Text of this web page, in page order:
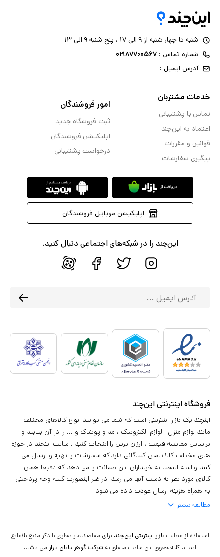
شنبه تا چهار شنبه از ۹ الی ۱۷ ، پنج شنبه ۹ الی ۱۳
شماره تماس : ۰۲۱۸۷۷۰۰۵۶۷
آدرس ایمیل :
خدمات مشتریان
تماس با پشتیبانی
اعتماد به این‌چند
قوانین و مقررات
پیگیری سفارشات
امور فروشندگان
ثبت فروشگاه جدید
اپلیکیشن فروشندگان
درخواست پشتیبانی
اپلیکیشن موبایل فروشندگان
این‌چند را در شبکه‌های اجتماعی دنبال کنید.
فروشگاه اینترنتی این‌چند
اینچند یک بازار اینترنتی است که شما می توانید انواع کالاهای مختلف
مانند لوازم منزل ، لوازم الکترونیک ، مد و پوشاک و ... را در آن بیابید و
براساس مقایسه قیمت ، ارزان ترین را انتخاب کنید . سایت اینچند در حوزه
های مختلف کالا تامین کنندگانی دارد که سفارشات را تهیه و ارسال می
کنند و البته اینچند به خریداران این ضمانت را می دهد که دقیقا همان
کالای مورد نظر به دست آنها می رسد. در غیر اینصورت کلیه وجه پرداختی
به همراه هزینه ارسال عودت داده می شود
مطالعه بیشتر
استفاده از مطالب بازار اینترنتی این‌چند برای مقاصد غیر تجاری با ذکر منبع بلامانع
است. کلیه حقوق این سایت متعلق به شرکت گوهر تابان بازار می باشد.